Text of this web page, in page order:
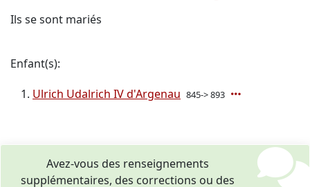
Ils se sont mariés
Enfant(s):
Ulrich Udalrich IV d'Argenau 845-> 893
Avez-vous des renseignements
supplémentaires, des corrections ou des